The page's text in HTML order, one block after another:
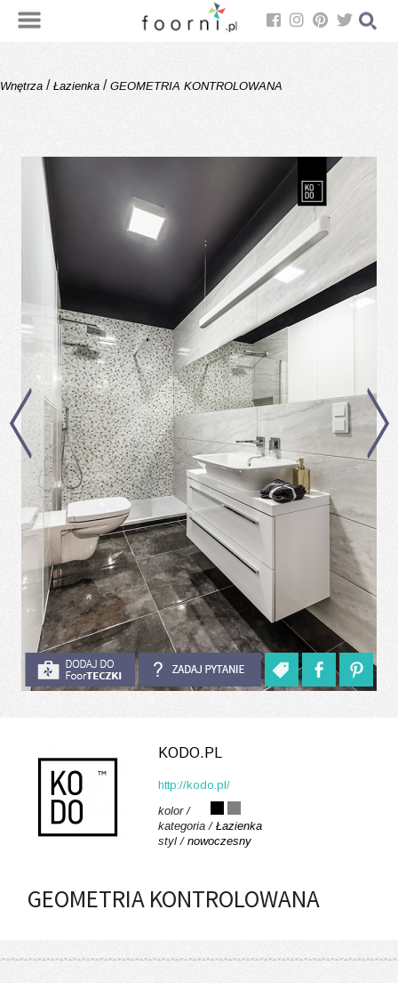
Wnętrza / Łazienka / GEOMETRIA KONTROLOWANA
KODO.PL
http://kodo.pl/
kolor /
kategoria / Łazienka
styl / nowoczesny
GEOMETRIA KONTROLOWANA